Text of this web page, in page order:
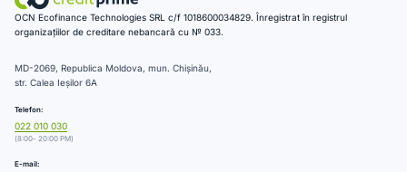
OCN Ecofinance Technologies SRL c/f 1018600034829. Înregistrat în registrul
organizațiilor de creditare nebancară cu № 033.
MD-2069, Republica Moldova, mun. Chișinău,
str. Calea Ieșilor 6A
Telefon:
022 010 030
(8:00- 20:00 PM)
E-mail: